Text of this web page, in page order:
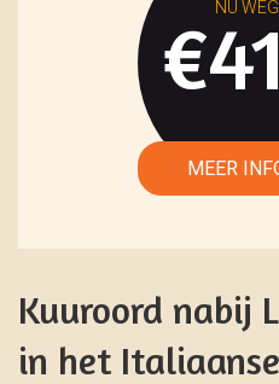
Kuuroord nabij
in het